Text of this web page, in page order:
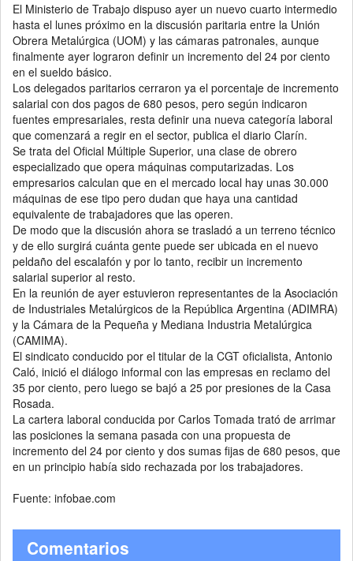
El Ministerio de Trabajo dispuso ayer un nuevo cuarto intermedio
hasta el lunes próximo en la discusión paritaria entre la Unión
Obrera Metalúrgica (UOM) y las cámaras patronales, aunque
finalmente ayer lograron definir un incremento del 24 por ciento
en el sueldo básico.
Los delegados paritarios cerraron ya el porcentaje de incremento
salarial con dos pagos de 680 pesos, pero según indicaron
fuentes empresariales, resta definir una nueva categoría laboral
que comenzará a regir en el sector, publica el diario Clarín.
Se trata del Oficial Múltiple Superior, una clase de obrero
especializado que opera máquinas computarizadas. Los
empresarios calculan que en el mercado local hay unas 30.000
máquinas de ese tipo pero dudan que haya una cantidad
equivalente de trabajadores que las operen.
De modo que la discusión ahora se trasladó a un terreno técnico
y de ello surgirá cuánta gente puede ser ubicada en el nuevo
peldaño del escalafón y por lo tanto, recibir un incremento
salarial superior al resto.
En la reunión de ayer estuvieron representantes de la Asociación
de Industriales Metalúrgicos de la República Argentina (ADIMRA)
y la Cámara de la Pequeña y Mediana Industria Metalúrgica
(CAMIMA).
El sindicato conducido por el titular de la CGT oficialista, Antonio
Caló, inició el diálogo informal con las empresas en reclamo del
35 por ciento, pero luego se bajó a 25 por presiones de la Casa
Rosada.
La cartera laboral conducida por Carlos Tomada trató de arrimar
las posiciones la semana pasada con una propuesta de
incremento del 24 por ciento y dos sumas fijas de 680 pesos, que
en un principio había sido rechazada por los trabajadores.
Fuente: infobae.com
Comentarios